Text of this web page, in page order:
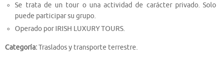
Se trata de un tour o una actividad de carácter privado. Solo
puede participar su grupo.
Operado por IRISH LUXURY TOURS.
Categoría:Traslados y transporte terrestre.